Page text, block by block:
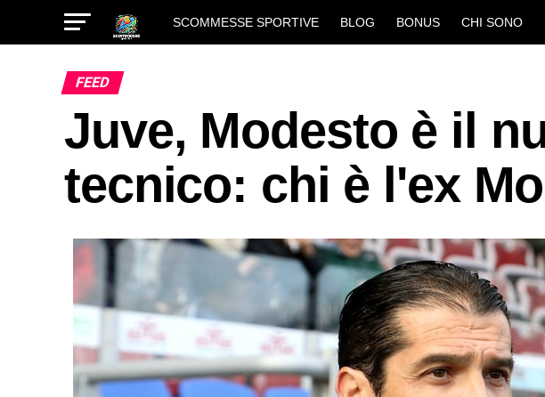
SCOMMESSE SPORTIVE BLOG BONUS CHI SONO
FEED
Juve, Modesto è il
tecnico: chi è l'ex